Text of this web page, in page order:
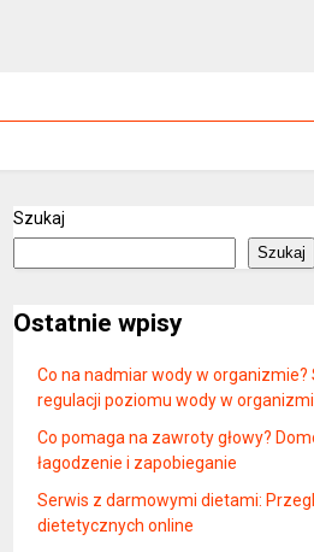
Szukaj
Szukaj
Ostatnie wpisy
Co na nadmiar wody w
regulacji poziomu wody w
Co pomaga na zawroty głowy?
łagodzenie i zapobieganie
Serwis z darmowymi dietami:
dietetycznych online